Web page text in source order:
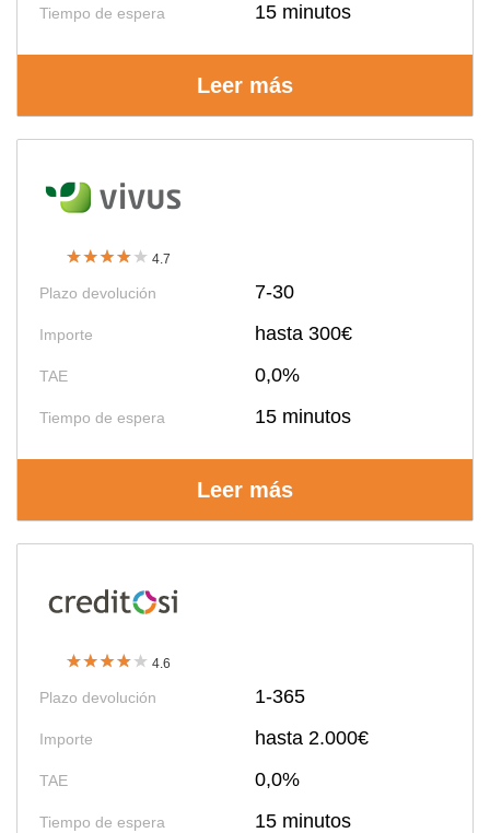
Tiempo de espera 15 minutos
Leer más
4.7
Plazo devolución 7-30
Importe hasta 300€
TAE 0,0%
Tiempo de espera 15 minutos
Leer más
4.6
Plazo devolución 1-365
Importe hasta 2.000€
TAE 0,0%
Tiempo de espera 15 minutos